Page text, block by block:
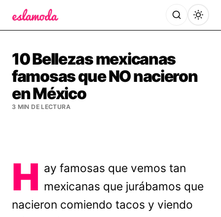
10 Bellezas mexicanas
famosas que NO nacieron
en México
3 MIN DE LECTURA
H ay famosas que vemos tan
mexicanas que jurábamos que
nacieron comiendo tacos y viendo